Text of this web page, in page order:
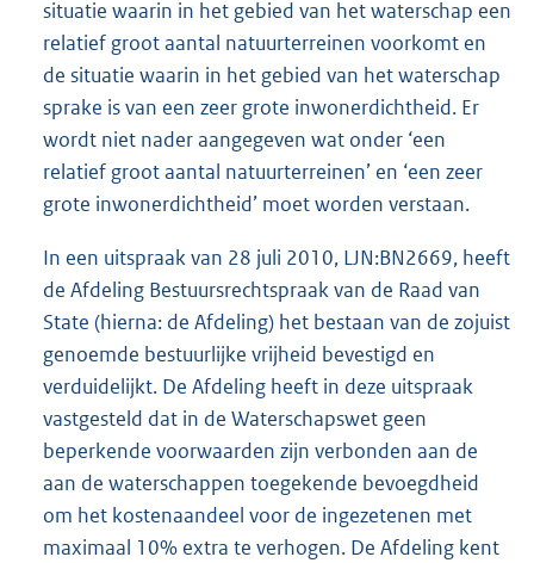
situatie waarin in het gebied van het waterschap een
relatief groot aantal natuurterreinen voorkomt en
de situatie waarin in het gebied van het waterschap
sprake is van een zeer grote inwonerdichtheid. Er
wordt niet nader aangegeven wat onder ‘een
relatief groot aantal natuurterreinen’ en ‘een zeer
grote inwonerdichtheid’ moet worden verstaan.
In een uitspraak van 28 juli 2010, LJN:BN2669, heeft
de Afdeling Bestuursrechtspraak van de Raad van
State (hierna: de Afdeling) het bestaan van de zojuist
genoemde bestuurlijke vrijheid bevestigd en
verduidelijkt. De Afdeling heeft in deze uitspraak
vastgesteld dat in de Waterschapswet geen
beperkende voorwaarden zijn verbonden aan de
aan de waterschappen toegekende bevoegdheid
om het kostenaandeel voor de ingezetenen met
maximaal 10% extra te verhogen. De Afdeling kent